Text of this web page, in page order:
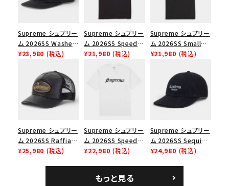
円 ～
円
在庫のない商品を表示する
絞り込んで検索する
Supreme シュプリー
ム 2026SS Washed
Chino Twill Camp
ノツイル キャンプキャ
ップ ブラック
¥23,980 (税込)
Supreme シュプリー
ム 2026SS Speed
Tee スピードTシャツ
¥21,980 (税込)
Supreme シュプリー
ム 2026SS Small
Box Tee スモールボ
¥21,980 (税込)
Supreme シュプリー
ム 2026SS Raffia
Mesh Back 5-Panel
¥25,980 (税込)
Supreme シュプリー
ム 2026SS Speed
Tee スピードTシャツ
¥22,980 (税込)
Supreme シュプリー
ム 2026SS Sequin
Denim Classic
シックロゴ 6パネルキ
¥24,980 (税込)
もっと見る